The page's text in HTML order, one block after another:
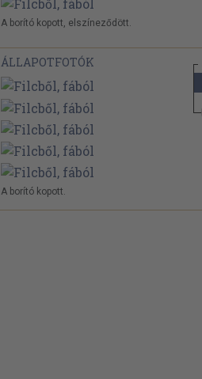
A borító kopott, elszíneződött.
ÁLLAPOTFOTÓK
A borító kopott.